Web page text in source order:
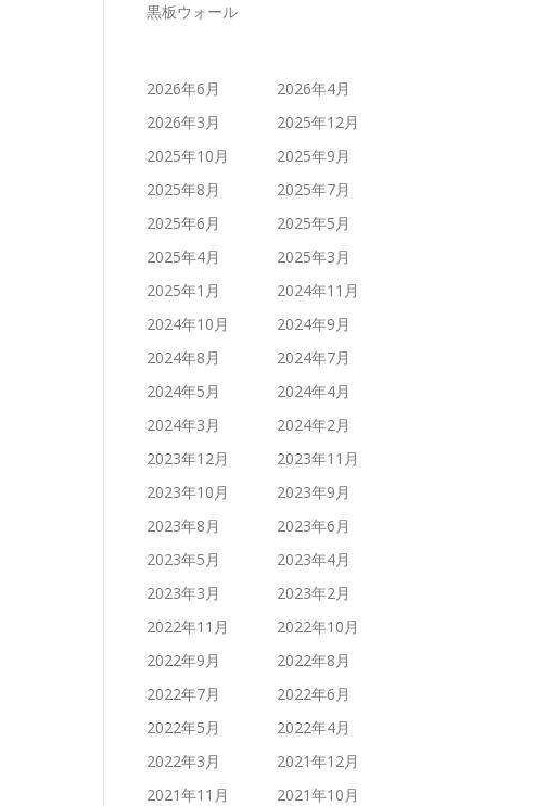
黒板ウォール
2026年6月
2026年4月
2026年3月
2025年12月
2025年10月
2025年9月
2025年8月
2025年7月
2025年6月
2025年5月
2025年4月
2025年3月
2025年1月
2024年11月
2024年10月
2024年9月
2024年8月
2024年7月
2024年5月
2024年4月
2024年3月
2024年2月
2023年12月
2023年11月
2023年10月
2023年9月
2023年8月
2023年6月
2023年5月
2023年4月
2023年3月
2023年2月
2022年11月
2022年10月
2022年9月
2022年8月
2022年7月
2022年6月
2022年5月
2022年4月
2022年3月
2021年12月
2021年11月
2021年10月